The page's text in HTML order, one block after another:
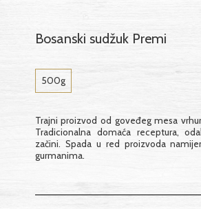
Bosanski sudžuk Premi
500g
Trajni proizvod od goveđeg mesa
Tradicionalna domaća receptura,
začini. Spada u red proizvoda
gurmanima.